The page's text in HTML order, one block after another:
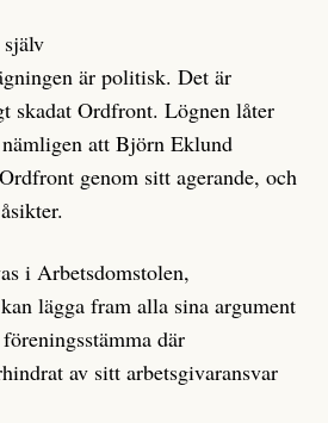
är politisk. Det är
skadat Ordfront. Lögnen låter
att Björn Eklund
genom sitt agerande, och
i Arbetsdomstolen,
lägga fram alla sina argument
där
av sitt arbetsgivaransvar